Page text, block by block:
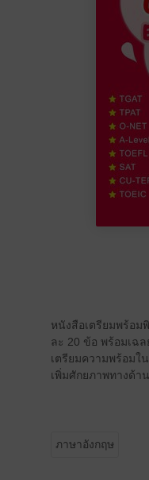
หนังสือเตรียมพร้อม
ละ 20 ข้อ พร้อมเฉ
เตรียมความพร้อมใ
เพิ่มศักยภาพทางด้า
ภาษาอังกฤษ